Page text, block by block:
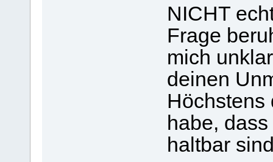
NICHT
Frage
mich
deinen
Höchstens
habe,
haltbar